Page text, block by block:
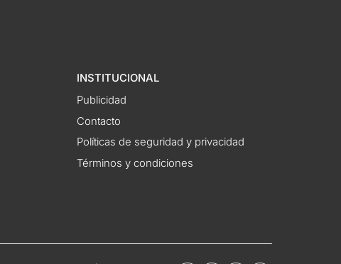
INSTITUCIONAL
Publicidad
Contacto
Políticas de seguridad y privacidad
Términos y condiciones